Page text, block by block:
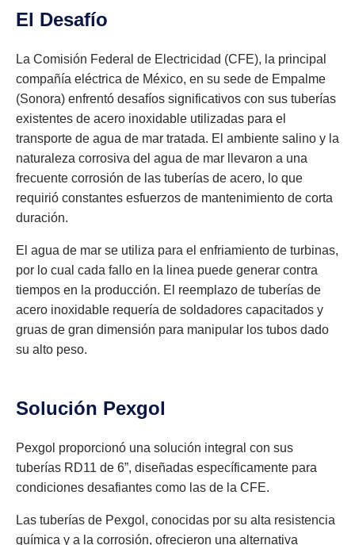
El Desafío
La Comisión Federal de Electricidad (CFE), la principal
compañía eléctrica de México, en su sede de Empalme
(Sonora) enfrentó desafíos significativos con sus tuberías
existentes de acero inoxidable utilizadas para el
transporte de agua de mar tratada. El ambiente salino y la
naturaleza corrosiva del agua de mar llevaron a una
frecuente corrosión de las tuberías de acero, lo que
requirió constantes esfuerzos de mantenimiento de corta
duración.
El agua de mar se utiliza para el enfriamiento de turbinas,
por lo cual cada fallo en la linea puede generar contra
tiempos en la producción. El reemplazo de tuberías de
acero inoxidable requería de soldadores capacitados y
gruas de gran dimensión para manipular los tubos dado
su alto peso.
Solución Pexgol
Pexgol proporcionó una solución integral con sus
tuberías RD11 de 6”, diseñadas específicamente para
condiciones desafiantes como las de la CFE.
Las tuberías de Pexgol, conocidas por su alta resistencia
química y a la corrosión, ofrecieron una alternativa